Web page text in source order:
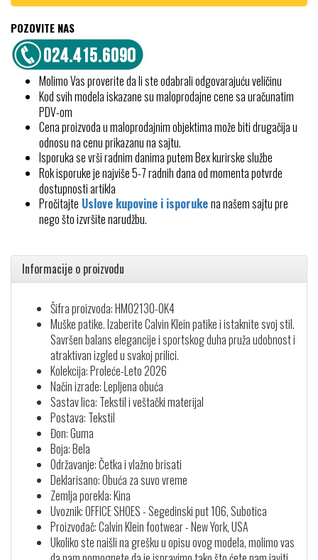
POZOVITE NAS
Molimo Vas proverite da li ste odabrali odgovarajuću veličinu
Kod svih modela iskazane su maloprodajne cene sa uračunatim
PDV-om
Cena proizvoda u maloprodajnim objektima može biti drugačija u
odnosu na cenu prikazanu na sajtu.
Isporuka se vrši radnim danima putem Bex kurirske službe
Rok isporuke je najviše 5-7 radnih dana od momenta potvrde
dostupnosti artikla
Pročitajte Uslove kupovine i isporukena našem sajtu pre
nego što izvršite narudžbu.
Informacije o proizvodu
Šifra proizvoda: HM02130-0K4
Muške patike. Izaberite Calvin Klein patike i istaknite svoj stil.
Savršen balans elegancije i sportskog duha pruža udobnost i
atraktivan izgled u svakoj prilici.
Kolekcija: Proleće-Leto 2026
Način izrade: Lepljena obuća
Sastav lica: Tekstil i veštački materijal
Postava: Tekstil
Đon: Guma
Boja: Bela
Održavanje: Četka i vlažno brisati
Deklarisano: Obuća za suvo vreme
Zemlja porekla: Kina
Uvoznik: OFFICE SHOES - Segedinski put 106, Subotica
Proizvođač: Calvin Klein footwear - New York, USA
Ukoliko ste naišli na grešku u opisu ovog modela, molimo vas